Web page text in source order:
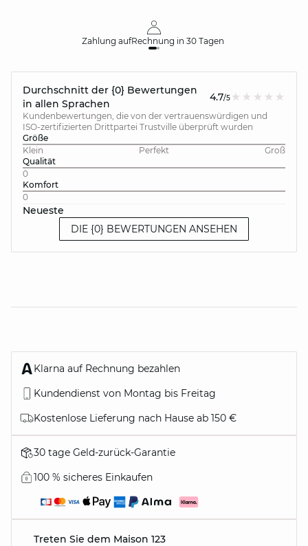
Zahlung aufRechnung in 30 Tagen
Durchschnitt der {0} Bewertungen
in allen Sprachen
4.7/5
Kundenbewertungen, die von der vertrauenswürdigen und
ISO-zertifizierten Drittpartei Trustville überprüft wurden
Größe
Klein
Perfekt
Groß
Qualität
0
Komfort
0
Neueste
DIE {0} BEWERTUNGEN ANSEHEN
Klarna auf Rechnung bezahlen
Kundendienst von Montag bis Freitag
Kostenlose Lieferung nach Hause ab 150 €
30 tage Geld-zurück-Garantie
100 % sicheres Einkaufen
Treten Sie dem Maison 123